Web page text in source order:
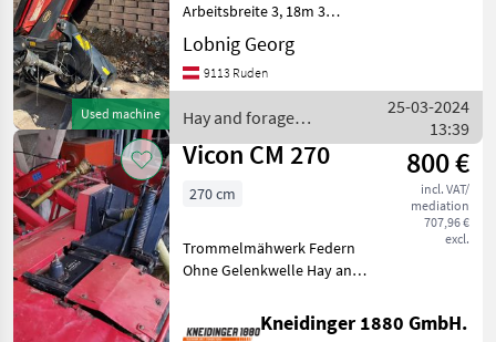
Used machine
Arbeitsbreite 3, 18m 3
Klingen pro Mähscheibe
Dreipunkt Anbau Kat. II 540
ww 1000 U/min durch
Schwadscheibe rechts
Lobnig Georg
9113 Ruden
Hay and forage
equipment / Vicon
25-03-2024
13:39
Vicon CM 270 800 €
incl. VAT/
mediation
707,96 €
excl.
270 cm
Trommelmähwerk Federn
Ohne Gelenkwelle Hay and
Kneidinger 1880 GmbH.